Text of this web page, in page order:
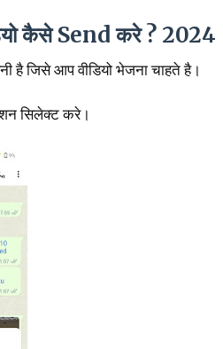
कैसे Send करे ? 2024
जिसे आप वीडियो भेजना चाहते है।
सिलेक्ट करे।